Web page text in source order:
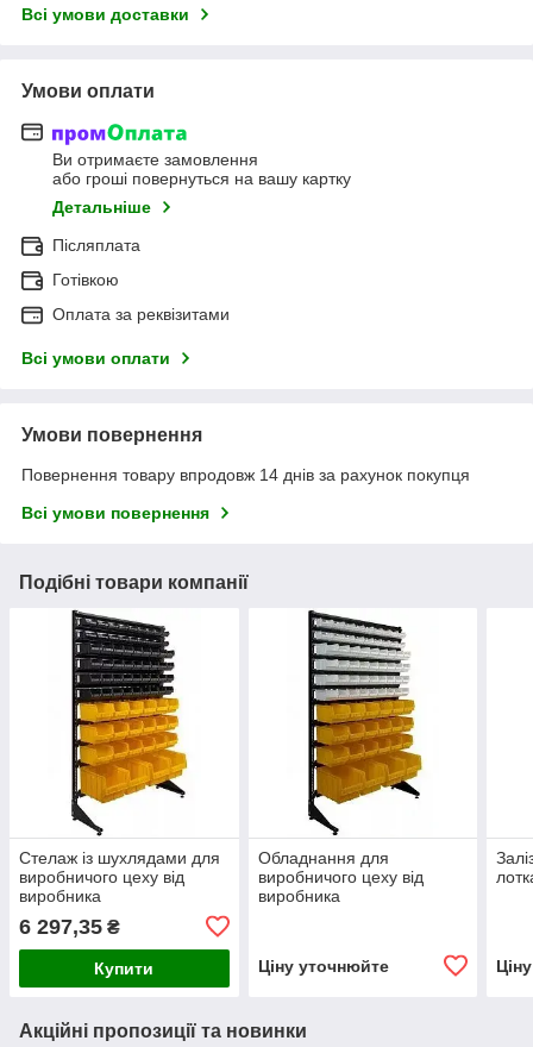
Всі умови доставки
Умови оплати
Ви отримаєте замовлення
або гроші повернуться на вашу картку
Детальніше
Післяплата
Готівкою
Оплата за реквізитами
Всі умови оплати
Умови повернення
Повернення товару впродовж 14 днів за рахунок покупця
Всі умови повернення
Подібні товари компанії
Стелаж із шухлядами для
виробничого цеху від
виробника
6 297,35 ₴
Купити
Обладнання для
виробничого цеху від
виробника
Ціну уточнюйте
Акційні пропозиції та новинки